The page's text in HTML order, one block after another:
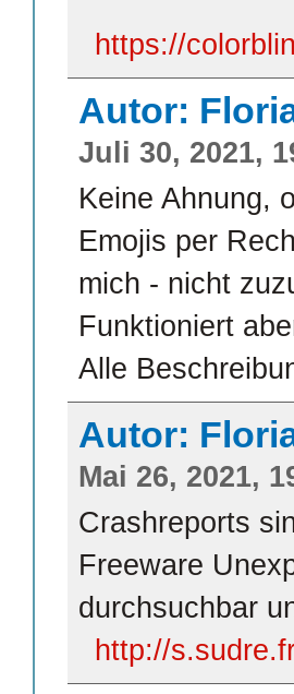
https://
Autor:
Juli 30, 2021,
Keine Ahnung,
Emojis per
mich - nicht
Funktioniert
Alle
Autor:
Mai 26, 2021,
Crashreports
Freeware
durchsuchbar
http://